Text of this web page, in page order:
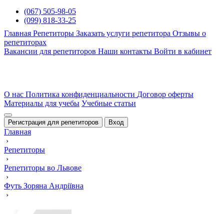
(067) 505-98-05
(099) 818-33-25
Главная Репетиторы Заказать услуги репетитора Отзывы о
репетиторах
Вакансии для репетиторов Наши контакты Войти в кабинет
О нас Политика конфиденциальности Договор оферты
Материалы для учебы Учебные статьи
Регистрация для репетиторов Вход
Главная
›
Репетиторы
›
Репетиторы во Львове
›
Футь Зоряна Андріївна
›